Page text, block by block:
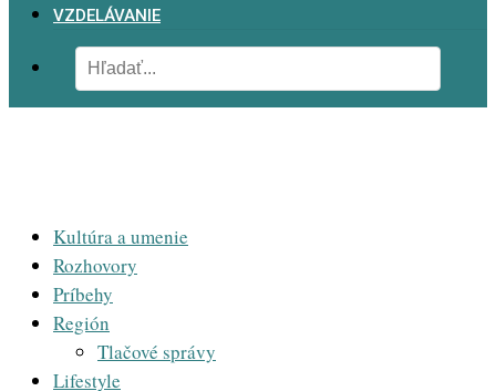
VZDELÁVANIE
Kultúra a umenie
Rozhovory
Príbehy
Región
Tlačové správy
Lifestyle